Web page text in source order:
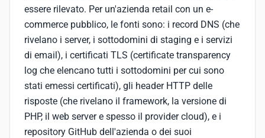
essere rilevato. Per un'azienda retail con un e-
commerce pubblico, le fonti sono: i record DNS (che
rivelano i server, i sottodomini di staging e i servizi
di email), i certificati TLS (certificate transparency
log che elencano tutti i sottodomini per cui sono
stati emessi certificati), gli header HTTP delle
risposte (che rivelano il framework, la versione di
PHP, il web server e spesso il provider cloud), e i
repository GitHub dell'azienda o dei suoi